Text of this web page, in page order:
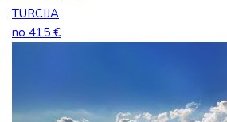
TURCIJA
no 415 €